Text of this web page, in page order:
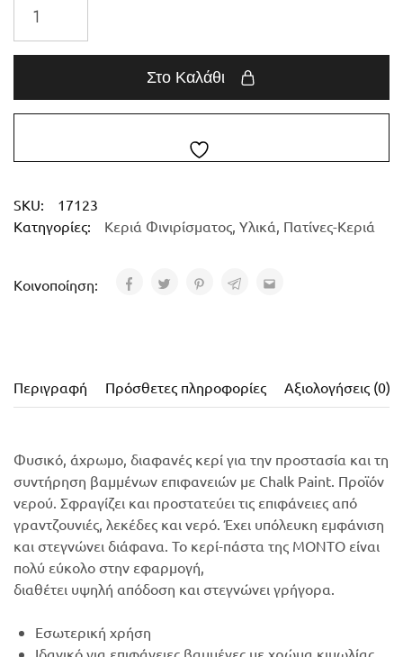
Στο Καλάθι
SKU:
17123
Κατηγορίες:
Κεριά Φινιρίσματος, Υλικά, Πατίνες-Κεριά
Κοινοποίηση:
Περιγραφή Πρόσθετες πληροφορίες Αξιολογήσεις (0)
Φυσικό, άχρωμο, διαφανές κερί για την προστασία και τη
συντήρηση βαμμένων επιφανειών με Chalk Paint. Προϊόν
νερού. Σφραγίζει και προστατεύει τις επιφάνειες από
γραντζουνιές, λεκέδες και νερό. Έχει υπόλευκη εμφάνιση
και στεγνώνει διάφανα. Το κερί-πάστα της MONTO είναι
πολύ εύκολο στην εφαρμογή,
διαθέτει υψηλή απόδοση και στεγνώνει γρήγορα.
Εσωτερική χρήση
Ιδανικό για επιφάνειες βαμμένες με χρώμα κιμωλίας